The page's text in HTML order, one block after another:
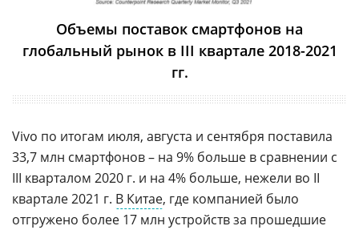
Объемы поставок смартфонов на
глобальный рынок в III квартале 2018-2021
гг.
Vivo по итогам июля, августа и сентября поставила
33,7 млн смартфонов – на 9% больше в сравнении с
III кварталом 2020 г. и на 4% больше, нежели во II
квартале 2021 г. В Китае, где компанией было
отгружено более 17 млн устройств за прошедшие